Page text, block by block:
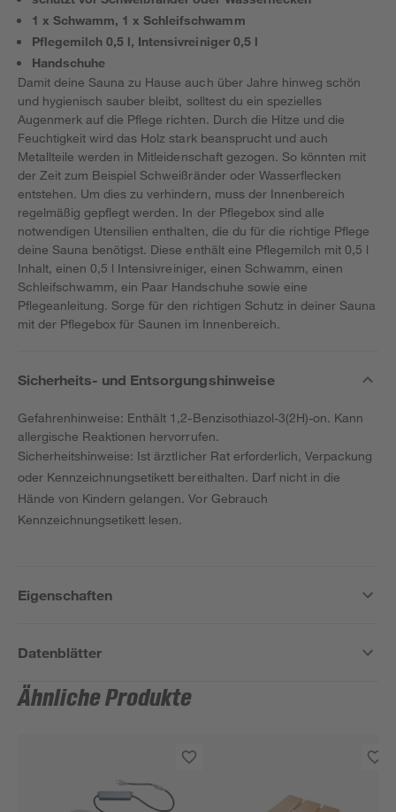
1 x Schwamm, 1 x Schleifschwamm
Pflegemilch 0,5 l, Intensivreiniger 0,5 l
Handschuhe
Damit deine Sauna zu Hause auch über Jahre hinweg schön
und hygienisch sauber bleibt, solltest du ein spezielles
Augenmerk auf die Pflege richten. Durch die Hitze und die
Feuchtigkeit wird das Holz stark beansprucht und auch
Metallteile werden in Mitleidenschaft gezogen. So könnten mit
der Zeit zum Beispiel Schweißränder oder Wasserflecken
entstehen. Um dies zu verhindern, muss der Innenbereich
regelmäßig gepflegt werden. In der Pflegebox sind alle
notwendigen Utensilien enthalten, die du für die richtige Pflege
deine Sauna benötigst. Diese enthält eine Pflegemilch mit 0,5 l
Inhalt, einen 0,5 l Intensivreiniger, einen Schwamm, einen
Schleifschwamm, ein Paar Handschuhe sowie eine
Pflegeanleitung. Sorge für den richtigen Schutz in deiner Sauna
mit der Pflegebox für Saunen im Innenbereich.
Sicherheits- und Entsorgungshinweise
Gefahrenhinweise: Enthält 1,2-Benzisothiazol-3(2H)-on. Kann
allergische Reaktionen hervorrufen.
Sicherheitshinweise: Ist ärztlicher Rat erforderlich, Verpackung
oder Kennzeichnungsetikett bereithalten. Darf nicht in die
Hände von Kindern gelangen. Vor Gebrauch
Kennzeichnungsetikett lesen.
Eigenschaften
Datenblätter
Ähnliche Produkte